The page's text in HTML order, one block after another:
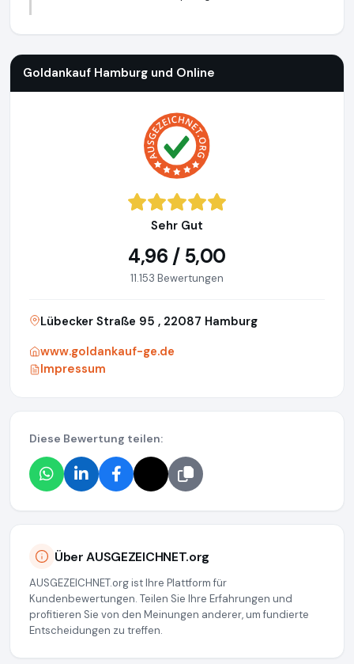
Goldankauf Hamburg und Online
Sehr Gut
4,96 / 5,00
11.153 Bewertungen
Lübecker Straße 95 , 22087 Hamburg
www.goldankauf-ge.de
Impressum
Diese Bewertung teilen:
Über AUSGEZEICHNET.org
AUSGEZEICHNET.org ist Ihre Plattform für
Kundenbewertungen. Teilen Sie Ihre Erfahrungen und
profitieren Sie von den Meinungen anderer, um fundierte
Entscheidungen zu treffen.